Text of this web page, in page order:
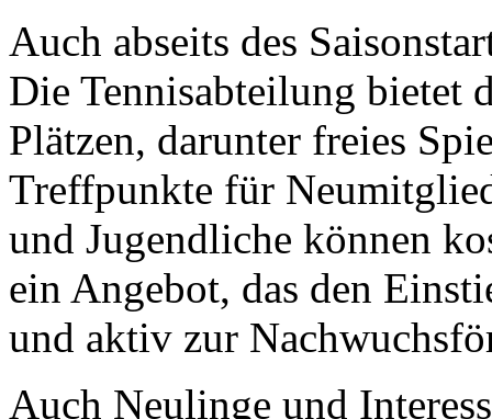
Auch abseits des
Die Tennisabteilung bietet
Plätzen, darunter freies
Treffpunkte für
und Jugendliche können
ein Angebot, das den
und aktiv zur
Auch Neulinge und